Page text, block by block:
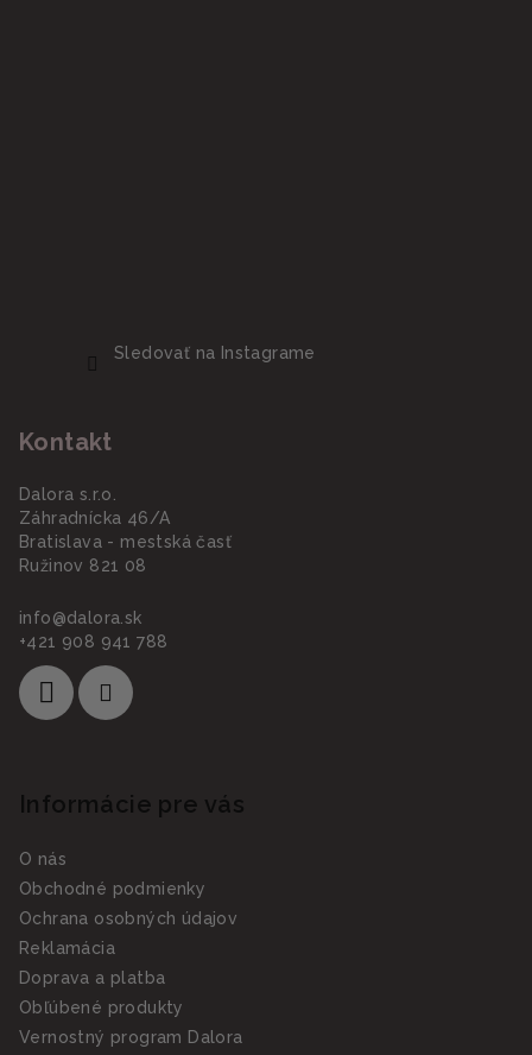
Sledovať na Instagrame
Kontakt
Dalora s.r.o.
Záhradnícka 46/A
Bratislava - mestská časť
Ružinov 821 08
info@dalora.sk
+421 908 941 788
Informácie pre vás
O nás
Obchodné podmienky
Ochrana osobných údajov
Reklamácia
Doprava a platba
Obľúbené produkty
Vernostný program Dalora